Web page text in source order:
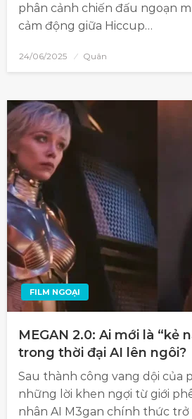
phân cảnh chiến đấu ngoạn
cảm động giữa Hiccup…
24/06/2025 Quân
FILM NGOẠI
MEGAN 2.0: Ai mới là “kẻ
trong thời đại AI lên ngôi?
Sau thành công vang dội của
những lời khen ngợi từ giới
nhân AI M3gan chính thức trở